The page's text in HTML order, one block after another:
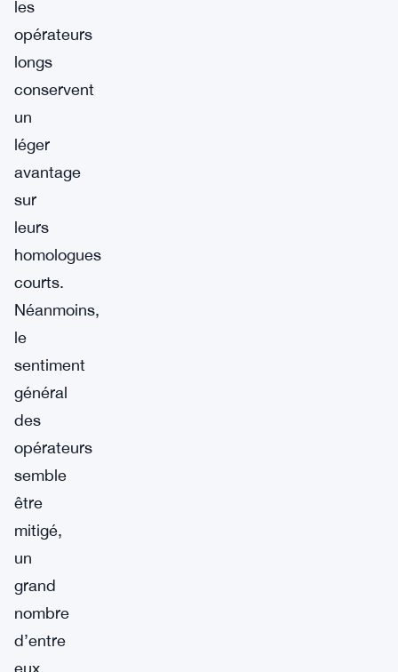
les
opérateurs
longs
conservent
un
léger
avantage
sur
leurs
homologues
courts.
Néanmoins,
le
sentiment
général
des
opérateurs
semble
être
mitigé,
un
grand
nombre
d’entre
eux